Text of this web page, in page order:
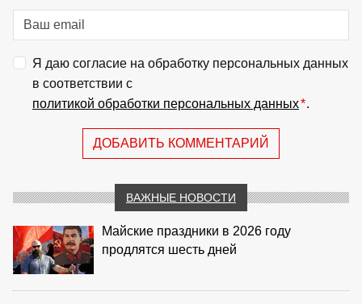
Я даю согласие на обработку персональных данных
в соответствии с
политикой обработки персональных данных*.
ДОБАВИТЬ КОММЕНТАРИЙ
ВАЖНЫЕ НОВОСТИ
Майские праздники в 2026 году
продлятся шесть дней